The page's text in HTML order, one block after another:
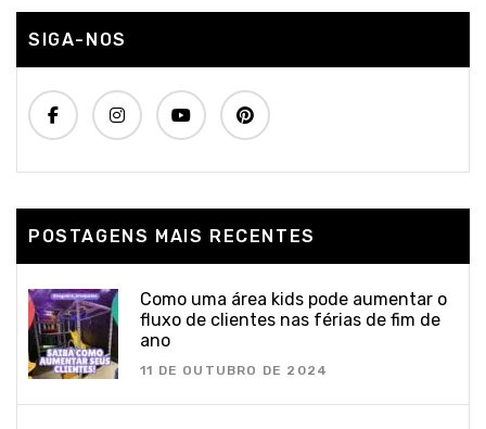
SIGA-NOS
POSTAGENS MAIS RECENTES
Como uma área kids pode aumentar o
fluxo de clientes nas férias de fim de
ano
11 DE OUTUBRO DE 2024